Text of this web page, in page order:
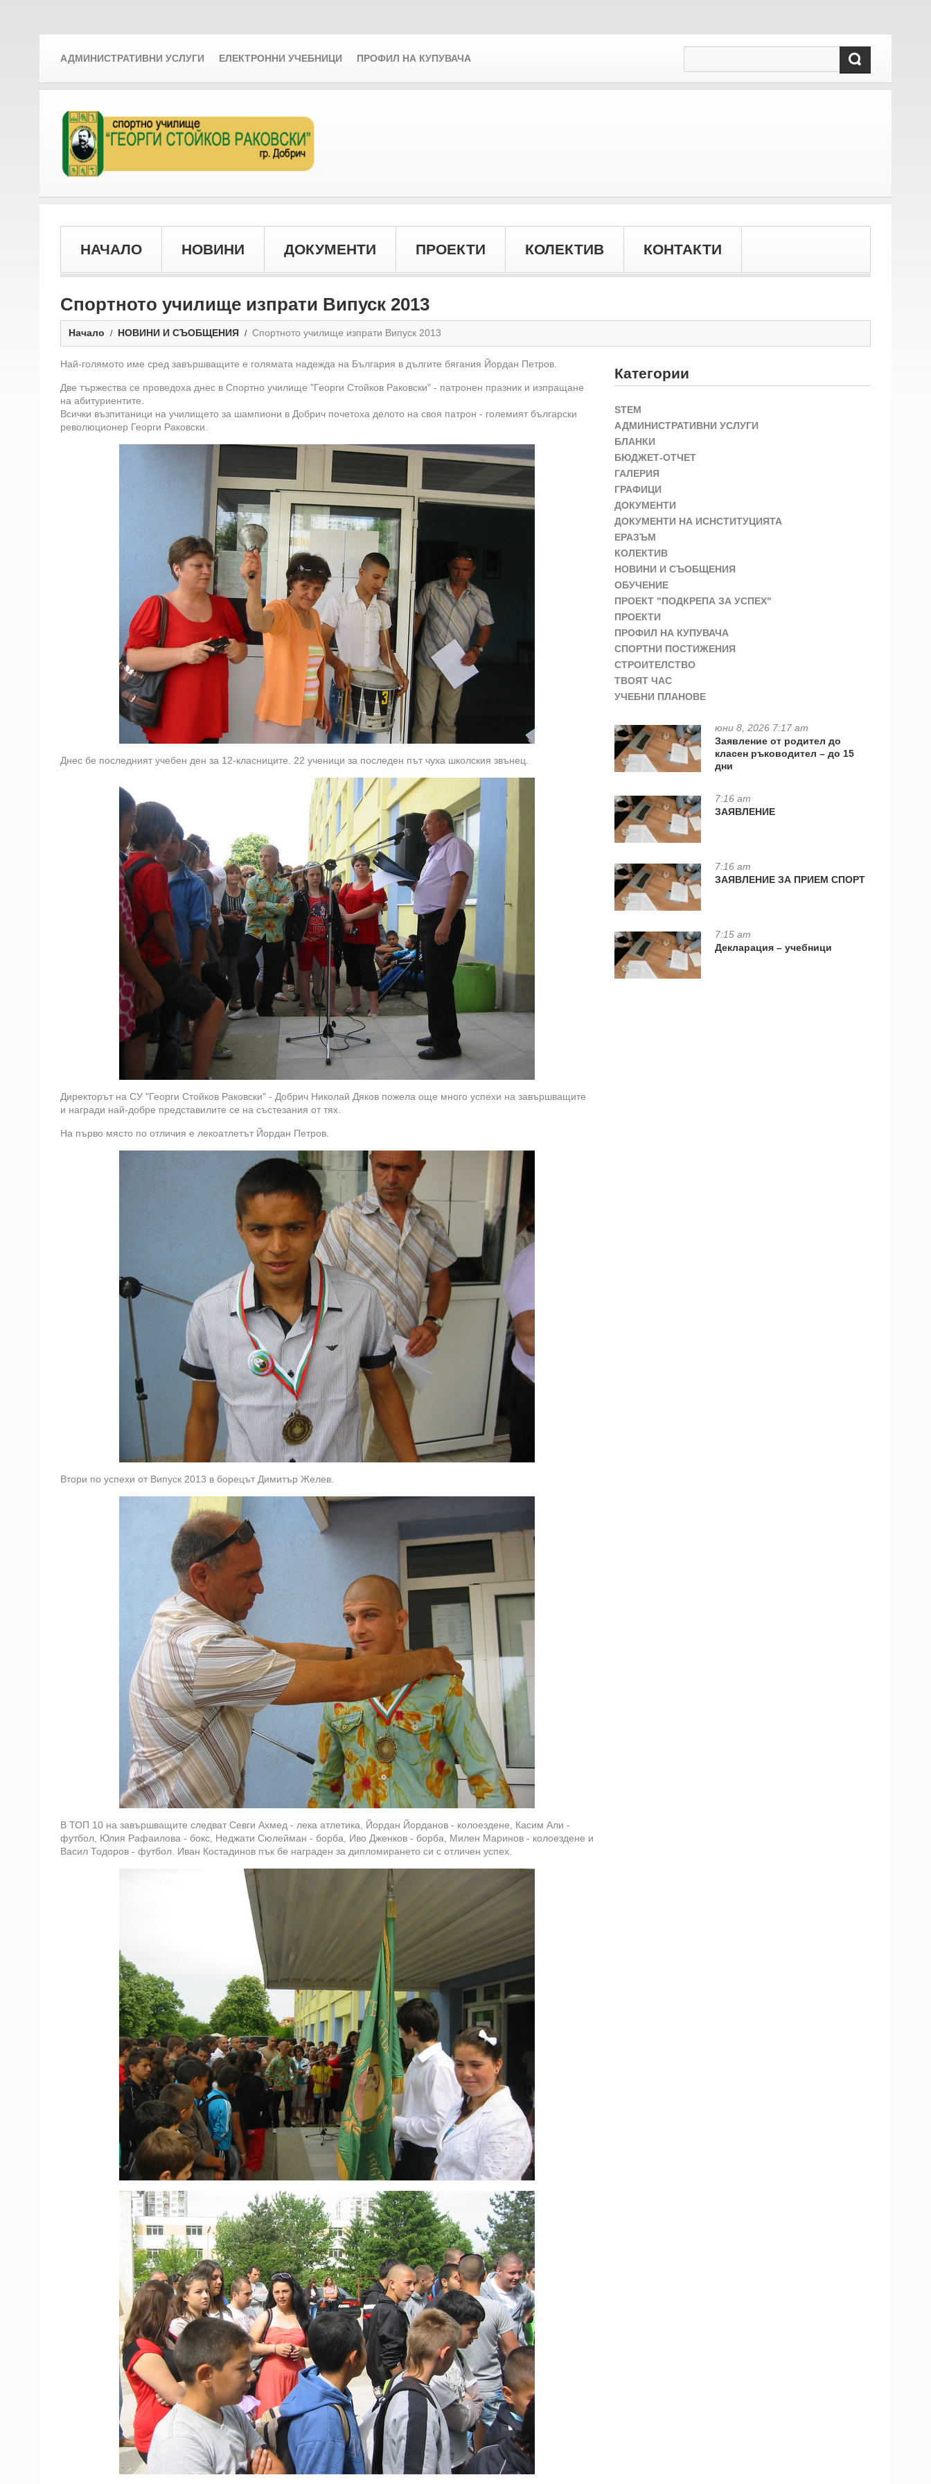
АДМИНИСТРАТИВНИ УСЛУГИ ЕЛЕКТРОННИ УЧЕБНИЦИ ПРОФИЛ НА КУПУВАЧА
НАЧАЛО НОВИНИ ДОКУМЕНТИ ПРОЕКТИ КОЛЕКТИВ КОНТАКТИ
Спортното училище изпрати Випуск 2013
Начало НОВИНИ И СЪОБЩЕНИЯ Спортното училище изпрати Випуск 2013
Най-голямото име сред завършващите е голямата надежда на България в дългите бягания Йордан Петров.
Две тържества се проведоха днес в Спортно училище "Георги Стойков Раковски" - патронен празник и изпращане
на абитуриентите.
Всички възпитаници на училището за шампиони в Добрич почетоха делото на своя патрон - големият български
революционер Георги Раковски.
Днес бе последният учебен ден за 12-класниците. 22 ученици за последен път чуха школския звънец.
Директорът на СУ "Георги Стойков Раковски" - Добрич Николай Дяков пожела още много успехи на завършващите
и награди най-добре представилите се на състезания от тях.
На първо място по отличия е лекоатлетът Йордан Петров.
Втори по успехи от Випуск 2013 в борецът Димитър Желев.
В ТОП 10 на завършващите следват Севги Ахмед - лека атлетика, Йордан Йорданов - колоездене, Касим Али -
футбол, Юлия Рафаилова - бокс, Неджати Сюлейман - борба, Иво Дженков - борба, Милен Маринов - колоездене и
Васил Тодоров - футбол. Иван Костадинов пък бе награден за дипломирането си с отличен успех.
Категории
STEM
АДМИНИСТРАТИВНИ УСЛУГИ
БЛАНКИ
БЮДЖЕТ-ОТЧЕТ
ГАЛЕРИЯ
ГРАФИЦИ
ДОКУМЕНТИ
ДОКУМЕНТИ НА ИСНСТИТУЦИЯТА
ЕРАЗЪМ
КОЛЕКТИВ
НОВИНИ И СЪОБЩЕНИЯ
ОБУЧЕНИЕ
ПРОЕКТ "ПОДКРЕПА ЗА УСПЕХ"
ПРОЕКТИ
ПРОФИЛ НА КУПУВАЧА
СПОРТНИ ПОСТИЖЕНИЯ
СТРОИТЕЛСТВО
ТВОЯТ ЧАС
УЧЕБНИ ПЛАНОВЕ
юни 8, 2026 7:17 am
Заявление от родител до
класен ръководител – до 15
дни
7:16 am
ЗАЯВЛЕНИЕ
7:16 am
ЗАЯВЛЕНИЕ ЗА ПРИЕМ СПОРТ
7:15 am
Декларация – учебници